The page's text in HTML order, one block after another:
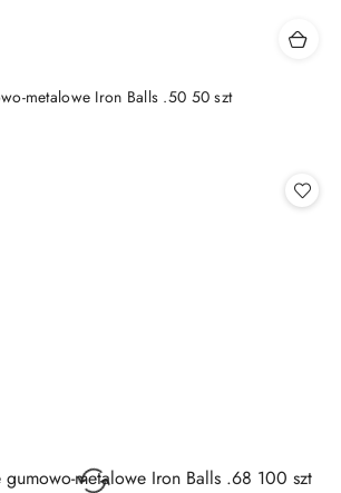
metalowe Iron Balls .50 50 szt